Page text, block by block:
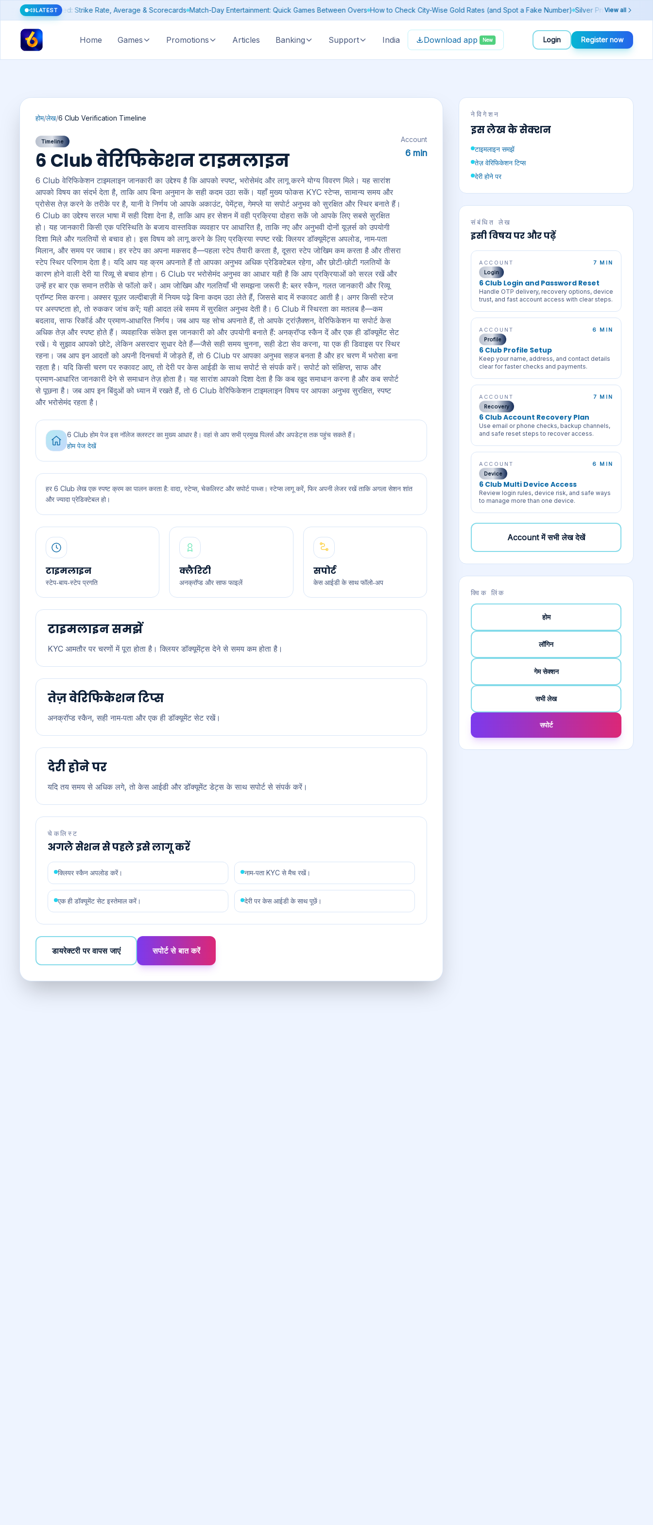
LATEST
Wise Gold Rates (and Spot a Fake Number) Silver Price Today: Why It Moves Differently From Gold Budget Basics: Setting a Limit Before You Play Today's Lucky Number & Rashifal by Zodiac Sign
View all
Home Games Promotions Articles Banking Support India Download app New Login Register now
होम/लेख/6 Club Verification Timeline
Timeline
6 Club वेरिफिकेशन टाइमलाइन
6 Club वेरिफिकेशन टाइमलाइन जानकारी का उद्देश्य है कि आपको स्पष्ट, भरोसेमंद और लागू करने योग्य विवरण मिले। यह सारांश
आपको विषय का संदर्भ देता है, ताकि आप बिना अनुमान के सही कदम उठा सकें। यहाँ मुख्य फोकस KYC स्टेप्स, सामान्य समय और
प्रोसेस तेज़ करने के तरीके पर है, यानी वे निर्णय जो आपके अकाउंट, पेमेंट्स, गेमप्ले या सपोर्ट अनुभव को सुरक्षित और स्थिर बनाते हैं।
6 Club का उद्देश्य सरल भाषा में सही दिशा देना है, ताकि आप हर सेशन में वही प्रक्रिया दोहरा सकें जो आपके लिए सबसे सुरक्षित
हो। यह जानकारी किसी एक परिस्थिति के बजाय वास्तविक व्यवहार पर आधारित है, ताकि नए और अनुभवी दोनों यूज़र्स को उपयोगी
दिशा मिले और गलतियों से बचाव हो। इस विषय को लागू करने के लिए प्रक्रिया स्पष्ट रखें: क्लियर डॉक्यूमेंट्स अपलोड, नाम‑पता
मिलान, और समय पर जवाब। हर स्टेप का अपना मकसद है—पहला स्टेप तैयारी करता है, दूसरा स्टेप जोखिम कम करता है और तीसरा
स्टेप स्थिर परिणाम देता है। यदि आप यह क्रम अपनाते हैं तो आपका अनुभव अधिक प्रेडिक्टेबल रहेगा, और छोटी‑छोटी गलतियों के
कारण होने वाली देरी या रिव्यू से बचाव होगा। 6 Club पर भरोसेमंद अनुभव का आधार यही है कि आप प्रक्रियाओं को सरल रखें और
उन्हें हर बार एक समान तरीके से फॉलो करें। आम जोखिम और गलतियाँ भी समझना जरूरी है: ब्लर स्कैन, गलत जानकारी और रिव्यू
प्रॉम्प्ट मिस करना। अक्सर यूज़र जल्दीबाज़ी में नियम पढ़े बिना कदम उठा लेते हैं, जिससे बाद में रुकावट आती है। अगर किसी स्टेज
पर अस्पष्टता हो, तो रुककर जांच करें; यही आदत लंबे समय में सुरक्षित अनुभव देती है। 6 Club में स्थिरता का मतलब है—कम
बदलाव, साफ रिकॉर्ड और प्रमाण‑आधारित निर्णय। जब आप यह सोच अपनाते हैं, तो आपके ट्रांज़ैक्शन, वेरिफिकेशन या सपोर्ट केस
अधिक तेज़ और स्पष्ट होते हैं। व्यवहारिक संकेत इस जानकारी को और उपयोगी बनाते हैं: अनक्रॉप्ड स्कैन दें और एक ही डॉक्यूमेंट सेट
रखें। ये सुझाव आपको छोटे, लेकिन असरदार सुधार देते हैं—जैसे सही समय चुनना, सही डेटा सेव करना, या एक ही डिवाइस पर स्थिर
रहना। जब आप इन आदतों को अपनी दिनचर्या में जोड़ते हैं, तो 6 Club पर आपका अनुभव सहज बनता है और हर चरण में भरोसा बना
रहता है। यदि किसी चरण पर रुकावट आए, तो देरी पर केस आईडी के साथ सपोर्ट से संपर्क करें। सपोर्ट को संक्षिप्त, साफ और
प्रमाण‑आधारित जानकारी देने से समाधान तेज़ होता है। यह सारांश आपको दिशा देता है कि कब खुद समाधान करना है और कब सपोर्ट
से पूछना है। जब आप इन बिंदुओं को ध्यान में रखते हैं, तो 6 Club वेरिफिकेशन टाइमलाइन विषय पर आपका अनुभव सुरक्षित, स्पष्ट
और भरोसेमंद रहता है।
Account
6 min
6 Club होम पेज इस नॉलेज क्लस्टर का मुख्य आधार है। वहां से आप सभी प्रमुख पिलर्स और अपडेट्स तक पहुंच सकते हैं।
होम पेज देखें
हर 6 Club लेख एक स्पष्ट क्रम का पालन करता है: वादा, स्टेप्स, चेकलिस्ट और सपोर्ट पाथ्स। स्टेप्स लागू करें, फिर अपनी लेजर रखें ताकि अगला सेशन शांत
और ज्यादा प्रेडिक्टेबल हो।
टाइमलाइन
स्टेप‑बाय‑स्टेप प्रगति
क्लैरिटी
अनक्रॉप्ड और साफ फाइलें
सपोर्ट
केस आईडी के साथ फॉलो‑अप
टाइमलाइन समझें
KYC आमतौर पर चरणों में पूरा होता है। क्लियर डॉक्यूमेंट्स देने से समय कम होता है।
तेज़ वेरिफिकेशन टिप्स
अनक्रॉप्ड स्कैन, सही नाम‑पता और एक ही डॉक्यूमेंट सेट रखें।
देरी होने पर
यदि तय समय से अधिक लगे, तो केस आईडी और डॉक्यूमेंट डेट्स के साथ सपोर्ट से संपर्क करें।
चेकलिस्ट
अगले सेशन से पहले इसे लागू करें
क्लियर स्कैन अपलोड करें। नाम‑पता KYC से मैच रखें।
एक ही डॉक्यूमेंट सेट इस्तेमाल करें। देरी पर केस आईडी के साथ पूछें।
डायरेक्टरी पर वापस जाएं सपोर्ट से बात करें
नेविगेशन
इस लेख के सेक्शन
टाइमलाइन समझें
तेज़ वेरिफिकेशन टिप्स
देरी होने पर
संबंधित लेख
इसी विषय पर और पढ़ें
ACCOUNT
7 MIN
Login
6 Club Login and Password Reset
Handle OTP delivery, recovery options, device
trust, and fast account access with clear steps.
ACCOUNT
6 MIN
Profile
6 Club Profile Setup
Keep your name, address, and contact details
clear for faster checks and payments.
ACCOUNT
7 MIN
Recovery
6 Club Account Recovery Plan
Use email or phone checks, backup channels,
and safe reset steps to recover access.
ACCOUNT
6 MIN
Device
6 Club Multi Device Access
Review login rules, device risk, and safe ways
to manage more than one device.
Accountमें सभी लेख देखें
क्विक लिंक
होम
लॉगिन
गेम सेक्शन
सभी लेख
सपोर्ट